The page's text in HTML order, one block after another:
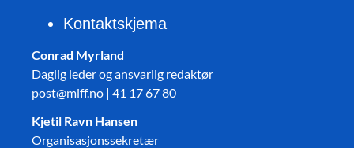
Kontaktskjema
Conrad Myrland
Daglig leder og ansvarlig redaktør
post@miff.no | 41 17 67 80
Kjetil Ravn Hansen
Organisasjonssekretær